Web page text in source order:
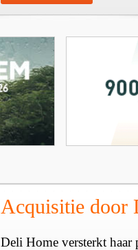
Acquisitie door
Deli Home versterkt haar